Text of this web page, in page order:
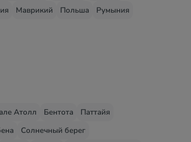
Маврикий Польша
Румыния
Атолл Бентота
Паттайя
Солнечный берег